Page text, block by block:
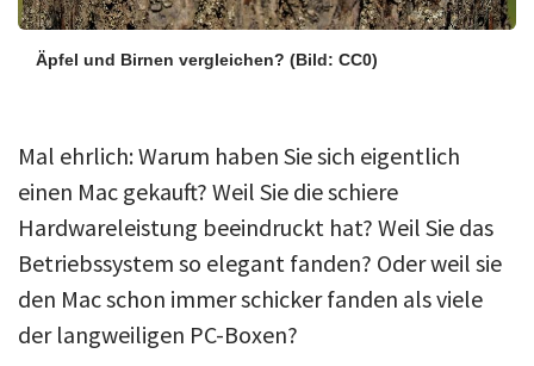
Äpfel und Birnen vergleichen? (Bild: CC0)
Mal ehrlich: Warum haben Sie sich eigentlich
einen Mac gekauft? Weil Sie die schiere
Hardwareleistung beeindruckt hat? Weil Sie das
Betriebssystem so elegant fanden? Oder weil sie
den Mac schon immer schicker fanden als viele
der langweiligen PC-Boxen?